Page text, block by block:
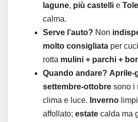
lagune, più castelli e
calma.
Serve l’auto? Non
molto consigliata per
rotta mulini + parchi +
Quando andare? Aprile-
settembre-ottobre sono i
clima e luce. Inverno
affollato; estate calda ma